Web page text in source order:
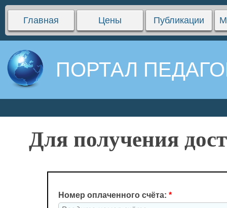
Главная Цены Публикации
ПОРТАЛ
Для получения
Номер оплаченного счёта: *